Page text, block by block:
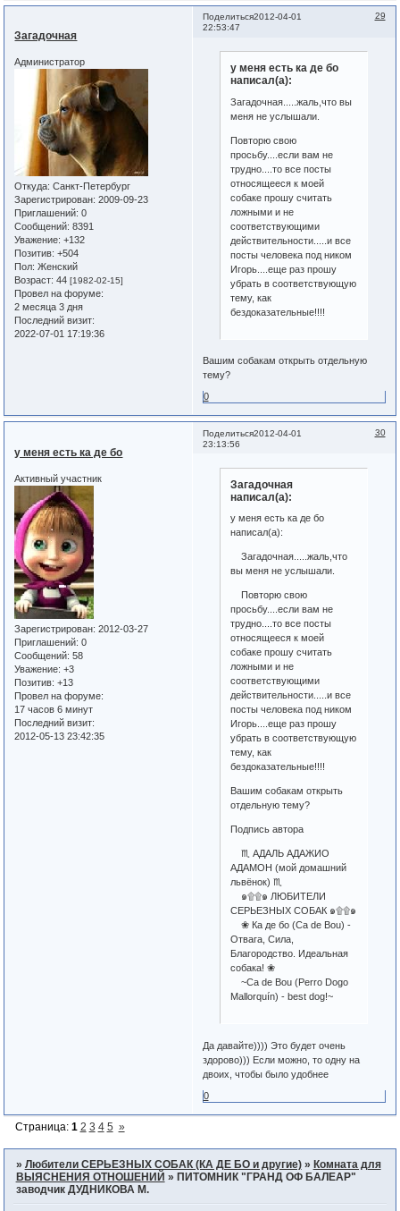
Поделиться 29
2012-04-01
22:53:47
Загадочная
Администратор
Откуда: Санкт-Петербург
Зарегистрирован: 2009-09-23
Приглашений: 0
Сообщений: 8391
Уважение: +132
Позитив: +504
Пол: Женский
Возраст: 44[1982-02-15]
Провел на форуме:
2 месяца 3 дня
Последний визит:
2022-07-01 17:19:36
у меня есть ка де бо
написал(а):
Загадочная.....жаль,что вы
меня не услышали.
Повторю свою
просьбу....если вам не
трудно....то все посты
относящееся к моей
собаке прошу считать
ложными и не
соответствующими
действительности.....и все
посты человека под ником
Игорь....еще раз прошу
убрать в соответствующую
тему, как
бездоказательные!!!!
Вашим собакам открыть отдельную
тему?
0
Поделиться 30
2012-04-01
23:13:56
у меня есть ка де бо
Активный участник
Зарегистрирован: 2012-03-27
Приглашений: 0
Сообщений: 58
Уважение: +3
Позитив: +13
Провел на форуме:
17 часов 6 минут
Последний визит:
2012-05-13 23:42:35
Загадочная
написал(а):
у меня есть ка де бо
написал(а):
Загадочная.....жаль,что
вы меня не услышали.
Повторю свою
просьбу....если вам не
трудно....то все посты
относящееся к моей
собаке прошу считать
ложными и не
соответствующими
действительности.....и все
посты человека под ником
Игорь....еще раз прошу
убрать в соответствующую
тему, как
бездоказательные!!!!
Вашим собакам открыть
отдельную тему?
Подпись автора
♏ АДАЛЬ АДАЖИО
АДАМОН (мой домашний
львёнок) ♏
๑۩۩๑ ЛЮБИТЕЛИ
СЕРЬЕЗНЫХ СОБАК ๑۩۩๑
❀ Ка де бо (Ca de Bou) -
Отвага, Сила,
Благородство. Идеальная
собака! ❀
~Ca de Bou (Perro Dogo
Mallorquín) - best dog!~
Да давайте)))) Это будет очень
здорово))) Если можно, то одну на
двоих, чтобы было удобнее
0
Страница: 1 2 3 4 5 »
» Любители СЕРЬЕЗНЫХ СОБАК (КА ДЕ БО и другие) » Комната для
ВЫЯСНЕНИЯ ОТНОШЕНИЙ » ПИТОМНИК "ГРАНД ОФ БАЛЕАР"
заводчик ДУДНИКОВА М.